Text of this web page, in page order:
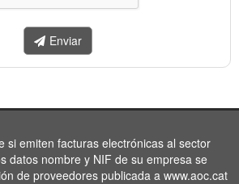
Enviar
si emiten facturas electrónicas al sector
datos nombre y NIF de su empresa se
de proveedores publicada a www.aoc.cat